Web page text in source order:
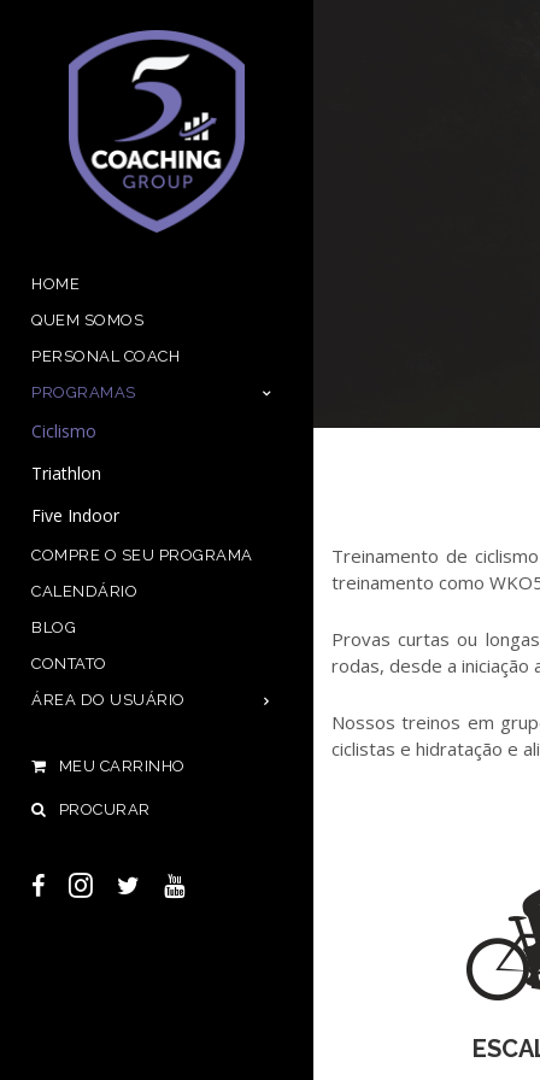
HOME
QUEM SOMOS
PERSONAL COACH
PROGRAMAS
Ciclismo
Triathlon
Five Indoor
COMPRE O SEU PROGRAMA
CALENDÁRIO
BLOG
CONTATO
ÁREA DO USUÁRIO
MEU CARRINHO
PROCURAR
Treinamento de
treinamento como
Provas curtas ou
rodas, desde a iniciação
Nossos treinos em
ciclistas e hidratação e